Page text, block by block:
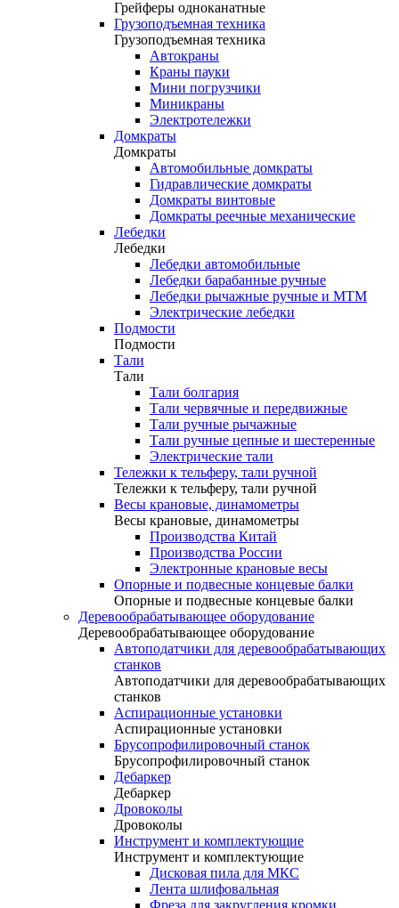
Грейферы одноканатные
Грузоподъемная техника
Грузоподъемная техника
Автокраны
Краны пауки
Мини погрузчики
Миникраны
Электротележки
Домкраты
Домкраты
Автомобильные домкраты
Гидравлические домкраты
Домкраты винтовые
Домкраты реечные механические
Лебедки
Лебедки
Лебедки автомобильные
Лебедки барабанные ручные
Лебедки рычажные ручные и МТМ
Электрические лебедки
Подмости
Подмости
Тали
Тали
Тали болгария
Тали червячные и передвижные
Тали ручные рычажные
Тали ручные цепные и шестеренные
Электрические тали
Тележки к тельферу, тали ручной
Тележки к тельферу, тали ручной
Весы крановые, динамометры
Весы крановые, динамометры
Производства Китай
Производства России
Электронные крановые весы
Опорные и подвесные концевые балки
Опорные и подвесные концевые балки
Деревообрабатывающее оборудование
Деревообрабатывающее оборудование
Автоподатчики для деревообрабатывающих
станков
Автоподатчики для деревообрабатывающих
станков
Аспирационные установки
Аспирационные установки
Брусопрофилировочный станок
Брусопрофилировочный станок
Дебаркер
Дебаркер
Дровоколы
Дровоколы
Инструмент и комплектующие
Инструмент и комплектующие
Дисковая пила для МКС
Лента шлифовальная
Фреза для закругления кромки